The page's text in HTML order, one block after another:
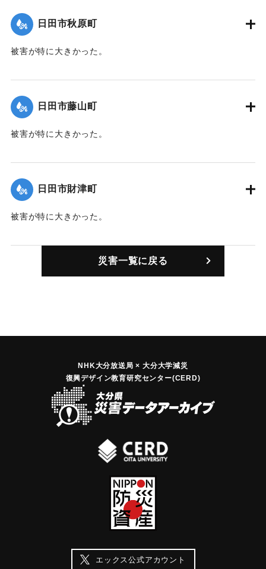
｜固有コード: 00485001
日田市秋原町
被害が特に大きかった。
｜固有コード: 00485002
日田市藤山町
被害が特に大きかった。
｜固有コード: 00485003
日田市財津町
被害が特に大きかった。
災害一覧に戻る
NHK大分放送局 × 大分大学減災
復興デザイン教育研究センター(CERD)
エックス公式アカウント